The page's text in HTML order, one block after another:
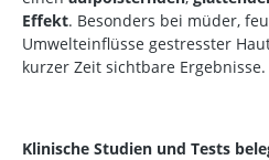
Effekt. Besonders bei müder,
Umwelteinflüsse gestresster
kurzer Zeit sichtbare Ergebnisse.
Klinische Studien und Tests